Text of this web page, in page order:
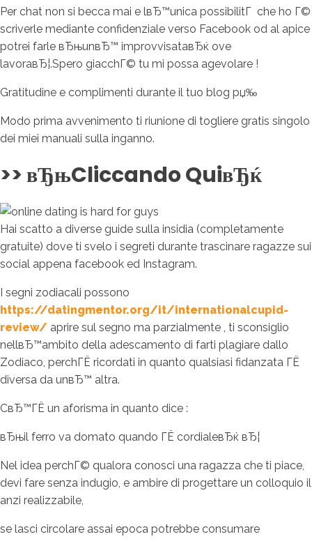
Per chat non si becca mai e lвЂ™unica possibilitГ che ho Г©
scriverle mediante confidenziale verso Facebook od al apice
potrei farle вЂњunвЂ™ improvvisataвЂќ ove
lavoraвЂ¦.Spero giacchГ© tu mi possa agevolare !
Gratitudine e complimenti durante il tuo blog рџ‰
Modo prima avvenimento ti riunione di togliere gratis singolo
dei miei manuali sulla inganno.
>> вЂњCliccando QuiвЂќ
Hai scatto a diverse guide sulla insidia (completamente
gratuite) dove ti svelo i segreti durante trascinare ragazze sui
social appena facebook ed Instagram.
I segni zodiacali possono
https://datingmentor.org/it/internationalcupid-
review/ aprire sul segno ma parzialmente , ti sconsiglio
nellвЂ™ambito della adescamento di farti plagiare dallo
Zodiaco, perchГЁ ricordati in quanto qualsiasi fidanzata ГЁ
diversa da unвЂ™ altra.
CвЂ™ГЁ un aforisma in quanto dice :
вЂњil ferro va domato quando ГЁ cordialeвЂќ вЂ¦
Nel idea perchГ© qualora conosci una ragazza che ti piace,
devi fare senza indugio, e ambire di progettare un colloquio il
anzi realizzabile,
se lasci circolare assai epoca potrebbe consumare